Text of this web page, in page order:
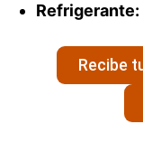
Refrigerante:
Recibe